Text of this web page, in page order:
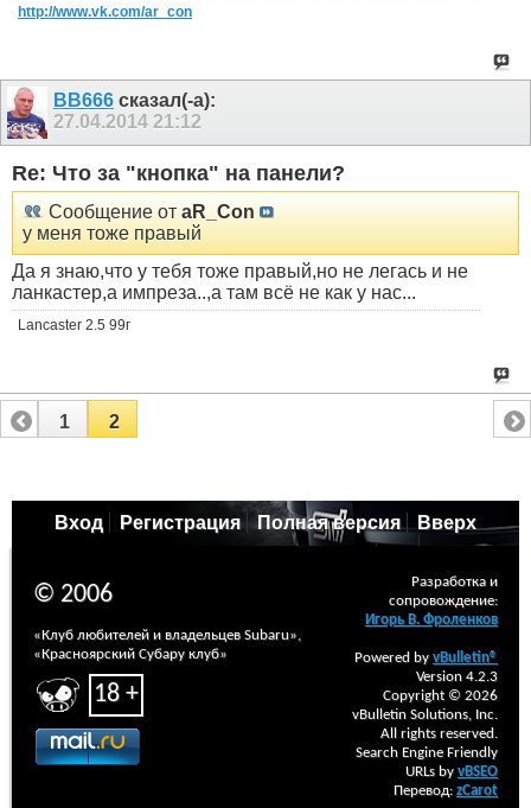
http://www.vk.com/ar_con
ВВ666сказал(-а):
27.04.2014 21:12
Re: Что за "кнопка" на панели?
Сообщение от aR_Con
у меня тоже правый
Да я знаю,что у тебя тоже правый,но не легась и не
ланкастер,а импреза..,а там всё не как у нас...
Lancaster 2.5 99г
1 2
Вход Регистрация Полная версия Вверх
© 2006
«Клуб любителей и владельцев Subaru»,
«Красноярский Субару клуб»
18 +
Разработка и
сопровождение:
Игорь В. Фроленков
Powered byvBulletin®
Version 4.2.3
Copyright © 2026
vBulletin Solutions, Inc.
All rights reserved.
Search Engine Friendly
URLs byvBSEO
Перевод: zCarot